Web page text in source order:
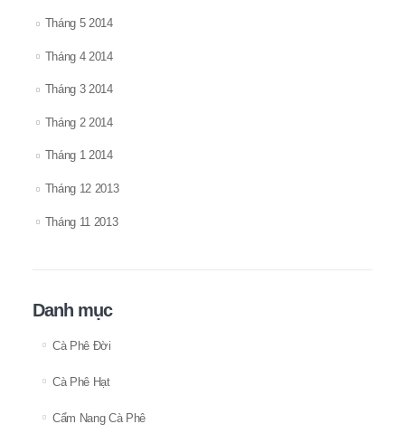
Tháng 5 2014
Tháng 4 2014
Tháng 3 2014
Tháng 2 2014
Tháng 1 2014
Tháng 12 2013
Tháng 11 2013
Danh mục
Cà Phê Đời
Cà Phê Hạt
Cẩm Nang Cà Phê